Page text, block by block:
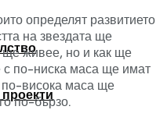
определят развитието
на звездата ще
ще живее, но и как ще
с по-ниска маса ще имат
по-висока маса ще
по-бързо.